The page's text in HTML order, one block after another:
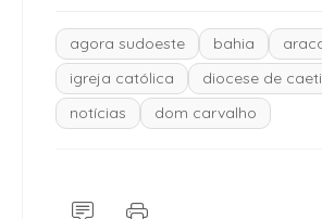
agora sudoeste bahia
igreja católica
diocese de
notícias
dom carvalho